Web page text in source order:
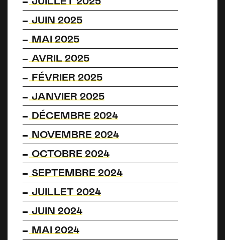
JUIN 2025
MAI 2025
AVRIL 2025
FÉVRIER 2025
JANVIER 2025
DÉCEMBRE 2024
NOVEMBRE 2024
OCTOBRE 2024
SEPTEMBRE 2024
JUILLET 2024
JUIN 2024
MAI 2024